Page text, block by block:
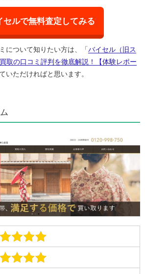
セルで無料査定してみる
について知りたい方は、「 バイセル（旧ス
取の口コミ評判を徹底解説！【体験レポー
いただければと思います。